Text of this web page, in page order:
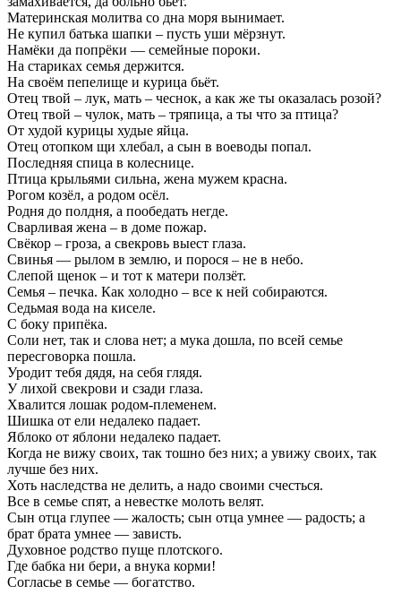
Материнская молитва со дна моря вынимает.
Не купил батька шапки – пусть уши мёрзнут.
Намёки да попрёки — семейные пороки.
На стариках семья держится.
На своём пепелище и курица бьёт.
Отец твой – лук, мать – чеснок, а как же ты оказалась розой?
Отец твой – чулок, мать – тряпица, а ты что за птица?
От худой курицы худые яйца.
Отец отопком щи хлебал, а сын в воеводы попал.
Последняя спица в колеснице.
Птица крыльями сильна, жена мужем красна.
Рогом козёл, а родом осёл.
Родня до полдня, а пообедать негде.
Сварливая жена – в доме пожар.
Свёкор – гроза, а свекровь выест глаза.
Свинья — рылом в землю, и порося – не в небо.
Слепой щенок – и тот к матери ползёт.
Семья – печка. Как холодно – все к ней собираются.
Седьмая вода на киселе.
С боку припёка.
Соли нет, так и слова нет; а мука дошла, по всей семье
пересговорка пошла.
Уродит тебя дядя, на себя глядя.
У лихой свекрови и сзади глаза.
Хвалится лошак родом-племенем.
Шишка от ели недалеко падает.
Яблоко от яблони недалеко падает.
Когда не вижу своих, так тошно без них; а увижу своих, так
лучше без них.
Хоть наследства не делить, а надо своими счесться.
Все в семье спят, а невестке молоть велят.
Сын отца глупее — жалость; сын отца умнее — радость; а
брат брата умнее — зависть.
Духовное родство пуще плотского.
Где бабка ни бери, а внука корми!
Согласье в семье — богатство.